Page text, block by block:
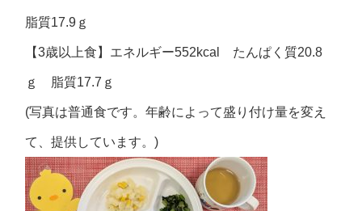
脂質17.9ｇ
【3歳以上食】エネルギー552kcal たんぱく質20.8
ｇ 脂質17.7ｇ
(写真は普通食です。年齢によって盛り付け量を変え
て、提供しています。)